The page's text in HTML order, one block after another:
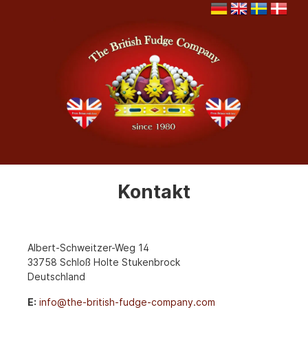
Kontakt
Albert-Schweitzer-Weg 14
33758 Schloß Holte Stukenbrock
Deutschland
E: info@the-british-fudge-company.com